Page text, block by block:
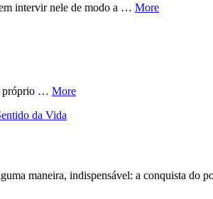
intervir nele de modo a … More
próprio … More
da Vida
maneira, indispensável: a conquista do